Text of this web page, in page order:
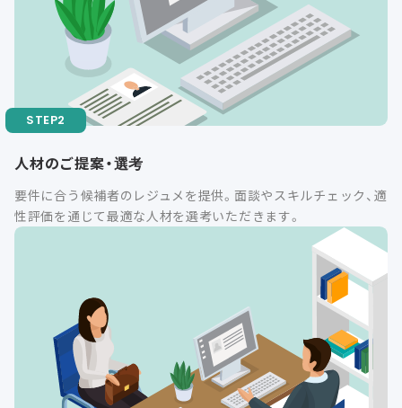
人材のご提案・選考
要件に合う候補者のレジュメを提供。面談やスキルチェック、適
性評価を通じて最適な人材を選考いただきます。